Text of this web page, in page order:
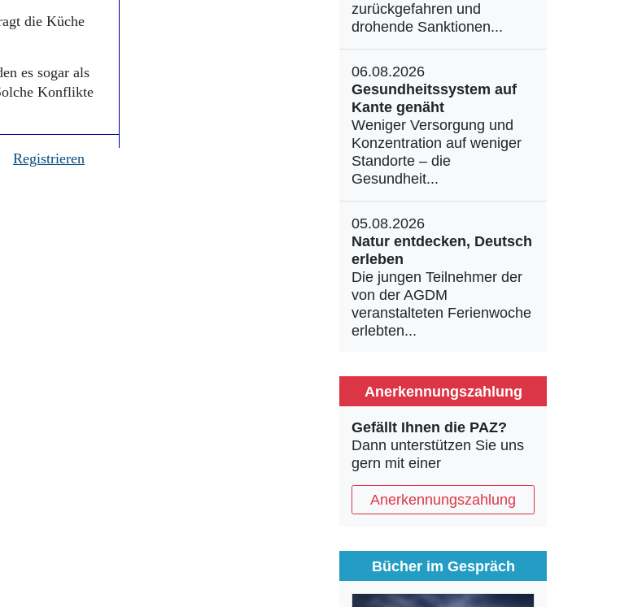
die Küche
es sogar als
Konflikte
Registrieren
zurückgefahren und
drohende Sanktionen...
06.08.2026
Gesundheitssystem auf
Kante genäht
Weniger Versorgung und
Konzentration auf weniger
Standorte – die
Gesundheit...
05.08.2026
Natur entdecken, Deutsch
erleben
Die jungen Teilnehmer der
von der AGDM
veranstalteten Ferienwoche
erlebten...
Anerkennungszahlung
Gefällt Ihnen die PAZ?
Dann unterstützen Sie uns
gern mit einer
Anerkennungszahlung
Bücher im Gespräch